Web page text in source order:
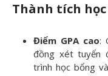
Thành tích
Điểm GPA cao:
đồng xét tuyển
trình học bổng